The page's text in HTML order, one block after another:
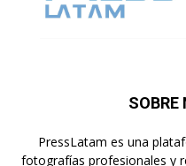
SOBRE
PressLatam es una
fotografías profesionales y